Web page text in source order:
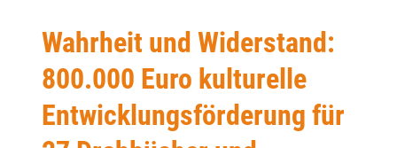
Wahrheit und Widerstand:
800.000 Euro kulturelle
Entwicklungsförderung für